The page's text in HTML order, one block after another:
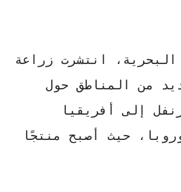
انتشرت زراعة
من المناطق حول
إلى أفريقيا
حيث أصبح منتجًا